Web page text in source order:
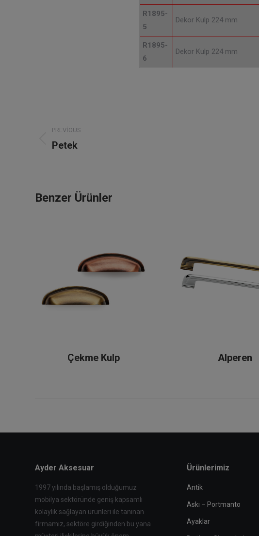
R1895-
5
Dekor Kulp 224 mm
R1895-
6
Dekor Kulp 224 mm
Project
navigation
PREVIOUS
Previous
Petek
Benzer Ürünler
Çekme Kulp Alperen
Ayder Aksesuar
1997 yılında başlamış olduğumuz
mobilya sektöründe geniş kapsamlı
kolaylık sağlayan ürünleri ile tanınan
firmamız, sektöre girdiğinden bu yana
Ürünlerimiz
Antik
Askı – Portmanto
Ayaklar